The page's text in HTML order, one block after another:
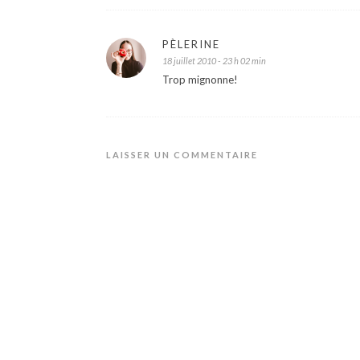
PÈLERINE
18 juillet 2010 - 23 h 02 min
Trop mignonne!
LAISSER UN COMMENTAIRE